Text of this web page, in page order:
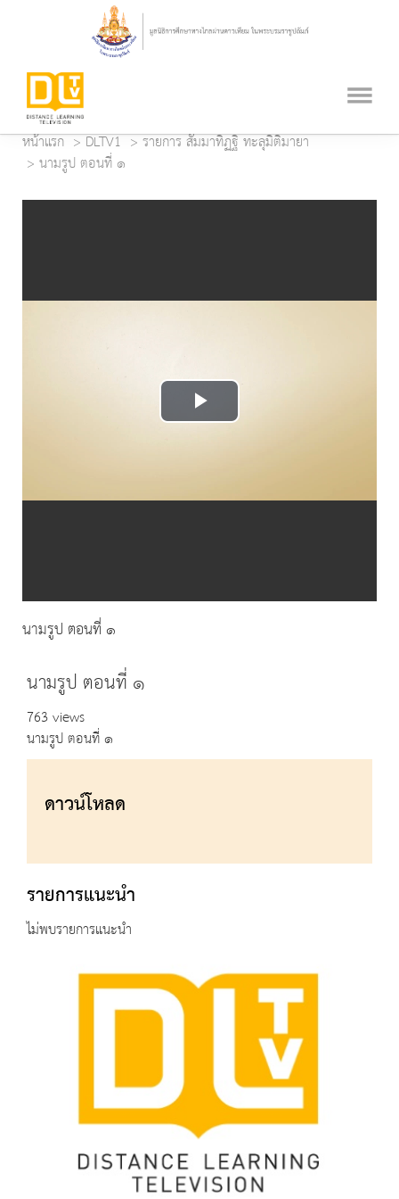
หน้าแรก DLTV1
รายการ สัมมาทิฏฐิ ทะลุมิติมายา
นามรูป ตอนที่ ๑
Play
นามรูป ตอนที่ ๑
นามรูป ตอนที่ ๑
763 views
นามรูป ตอนที่ ๑
ดาวน์โหลด
รายการแนะนำ
ไม่พบรายการแนะนำ